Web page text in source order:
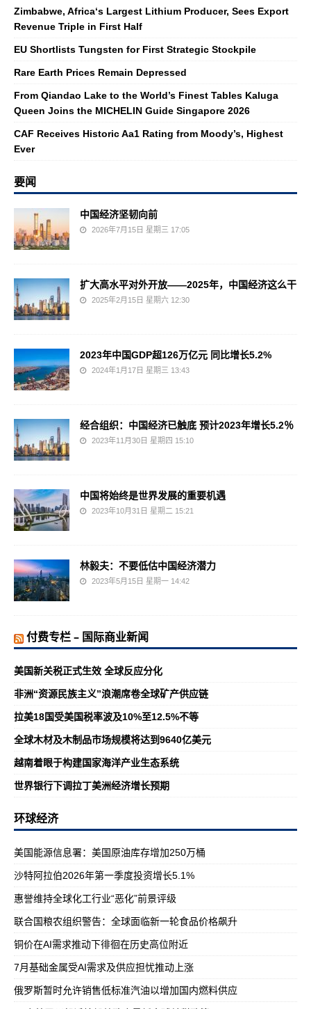
Zimbabwe, Africa‘s Largest Lithium Producer, Sees Export
Revenue Triple in First Half
EU Shortlists Tungsten for First Strategic Stockpile
Rare Earth Prices Remain Depressed
From Qiandao Lake to the World’s Finest Tables Kaluga
Queen Joins the MICHELIN Guide Singapore 2026
CAF Receives Historic Aa1 Rating from Moody’s, Highest
Ever
要闻
中国经济坚韧向前
2026年7月15日 星期三 17:05
扩大高水平对外开放——2025年，中国经济这么干
2025年2月15日 星期六 12:30
2023年中国GDP超126万亿元 同比增长5.2%
2024年1月17日 星期三 13:43
经合组织：中国经济已触底 预计2023年增长5.2％
2023年11月30日 星期四 15:10
中国将始终是世界发展的重要机遇
2023年10月31日 星期二 15:21
林毅夫：不要低估中国经济潜力
2023年5月15日 星期一 14:42
付费专栏 – 国际商业新闻
美国新关税正式生效 全球反应分化
非洲“资源民族主义”浪潮席卷全球矿产供应链
拉美18国受美国税率波及10%至12.5%不等
全球木材及木制品市场规模将达到9640亿美元
越南着眼于构建国家海洋产业生态系统
世界银行下调拉丁美洲经济增长预期
环球经济
美国能源信息署：美国原油库存增加250万桶
沙特阿拉伯2026年第一季度投资增长5.1%
惠誉维持全球化工行业“恶化”前景评级
联合国粮农组织警告：全球面临新一轮食品价格飙升
铜价在AI需求推动下徘徊在历史高位附近
7月基础金属受AI需求及供应担忧推动上涨
俄罗斯暂时允许销售低标准汽油以增加国内燃料供应